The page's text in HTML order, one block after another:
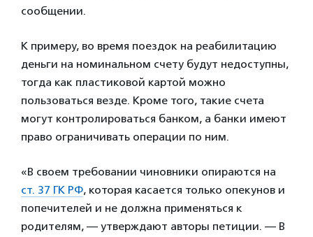
сообщении.
К примеру, во время поездок на реабилитацию
деньги на номинальном счету будут недоступны,
тогда как пластиковой картой можно
пользоваться везде. Кроме того, такие счета
могут контролироваться банком, а банки имеют
право ограничивать операции по ним.
«В своем требовании чиновники опираются на
ст. 37 ГК РФ, которая касается только опекунов и
попечителей и не должна применяться к
родителям, — утверждают авторы петиции. — В